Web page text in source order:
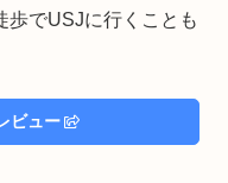
歩でUSJに行くことも
ビュー